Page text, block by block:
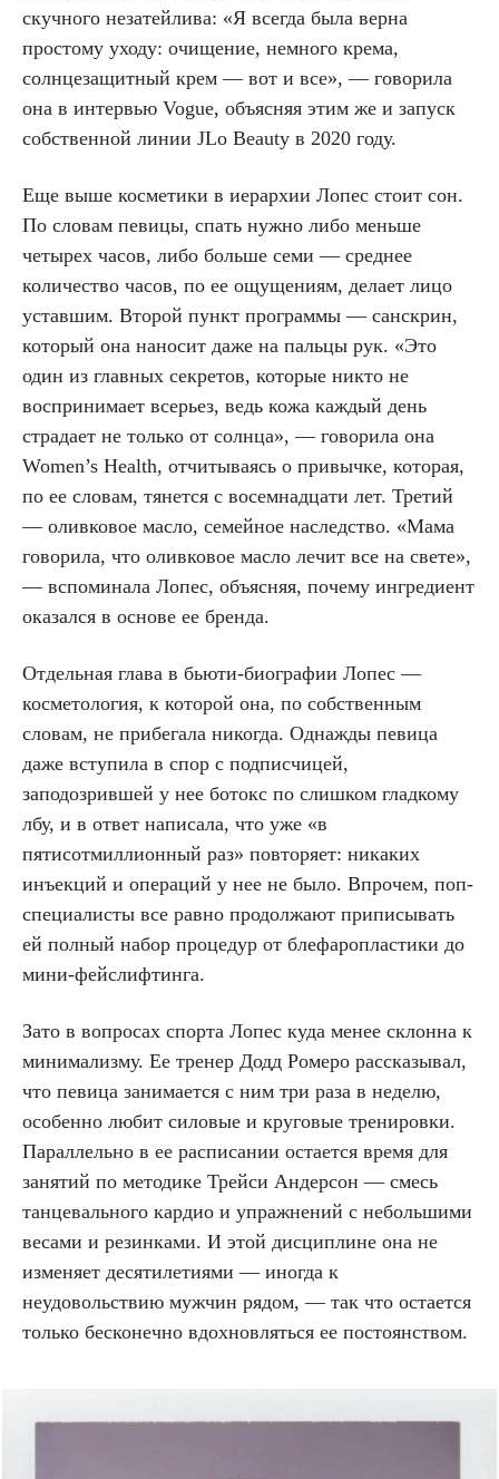
скучного незатейлива: «Я всегда была верна
простому уходу: очищение, немного крема,
солнцезащитный крем — вот и все», — говорила
она в интервью Vogue, объясняя этим же и запуск
собственной линии JLo Beauty в 2020 году.
Еще выше косметики в иерархии Лопес стоит сон.
По словам певицы, спать нужно либо меньше
четырех часов, либо больше семи — среднее
количество часов, по ее ощущениям, делает лицо
уставшим. Второй пункт программы — санскрин,
который она наносит даже на пальцы рук. «Это
один из главных секретов, которые никто не
воспринимает всерьез, ведь кожа каждый день
страдает не только от солнца», — говорила она
Women’s Health, отчитываясь о привычке, которая,
по ее словам, тянется с восемнадцати лет. Третий
— оливковое масло, семейное наследство. «Мама
говорила, что оливковое масло лечит все на свете»,
— вспоминала Лопес, объясняя, почему ингредиент
оказался в основе ее бренда.
Отдельная глава в бьюти-биографии Лопес —
косметология, к которой она, по собственным
словам, не прибегала никогда. Однажды певица
даже вступила в спор с подписчицей,
заподозрившей у нее ботокс по слишком гладкому
лбу, и в ответ написала, что уже «в
пятисотмиллионный раз» повторяет: никаких
инъекций и операций у нее не было. Впрочем, поп-
специалисты все равно продолжают приписывать
ей полный набор процедур от блефаропластики до
мини-фейслифтинга.
Зато в вопросах спорта Лопес куда менее склонна к
минимализму. Ее тренер Додд Ромеро рассказывал,
что певица занимается с ним три раза в неделю,
особенно любит силовые и круговые тренировки.
Параллельно в ее расписании остается время для
занятий по методике Трейси Андерсон — смесь
танцевального кардио и упражнений с небольшими
весами и резинками. И этой дисциплине она не
изменяет десятилетиями — иногда к
неудовольствию мужчин рядом, — так что остается
только бесконечно вдохновляться ее постоянством.